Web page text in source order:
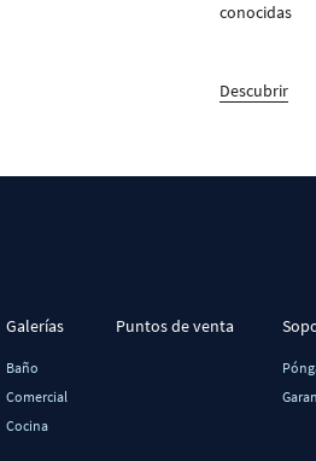
conocidas
Descubrir
Galerías
Baño
Comercial
Cocina
Puntos de venta